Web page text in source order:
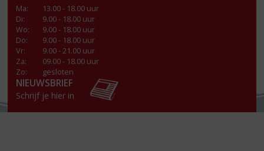
Ma:
13.00 - 18.00 uur
Di:
9.00 - 18.00 uur
Wo:
9.00 - 18.00 uur
Do:
9.00 - 18.00 uur
Vr:
9.00 - 21.00 uur
Za:
09.00 - 18.00 uur
Zo:
gesloten
NIEUWSBRIEF
Schrijf je hier in